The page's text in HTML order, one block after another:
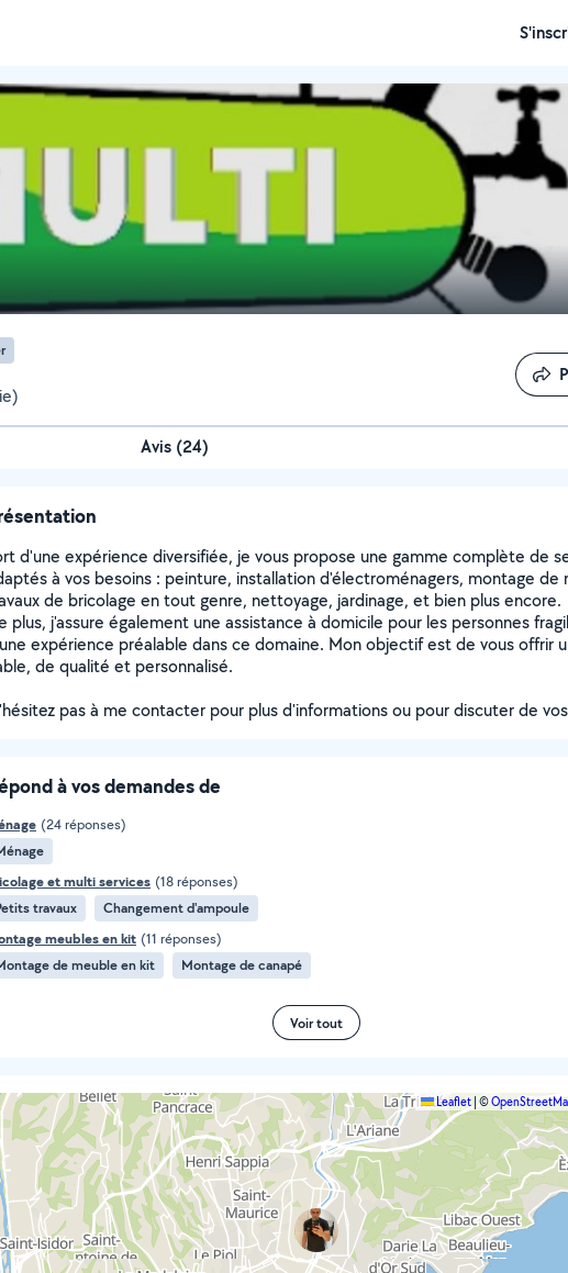
Avis (24)
d'une expérience diversifiée, je vous propose une gamme complète de
à vos besoins : peinture, installation d'électroménagers, montage de
de bricolage en tout genre, nettoyage, jardinage, et bien plus encore.
plus, j'assure également une assistance à domicile pour les personnes
expérience préalable dans ce domaine. Mon objectif est de vous offrir
de qualité et personnalisé.
pas à me contacter pour plus d'informations ou pour discuter de
à vos demandes de
(24 réponses)
et multi services (18 réponses)
travaux
Changement d'ampoule
meubles en kit (11 réponses)
de meuble en kit
Montage de canapé
Voir tout
Leaflet |©